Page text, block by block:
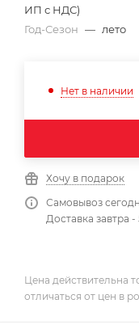
ИП с НДС)
Год-Сезон — лето
Нет в наличии
Хочу в подарок
Самовывоз
Доставка завтра -
Цена действительна
отличаться от цен в